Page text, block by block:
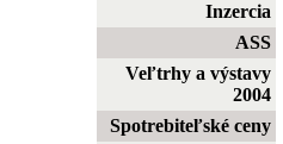
Inzercia
ASS
Veľtrhy a výstavy
2004
Spotrebiteľské ceny